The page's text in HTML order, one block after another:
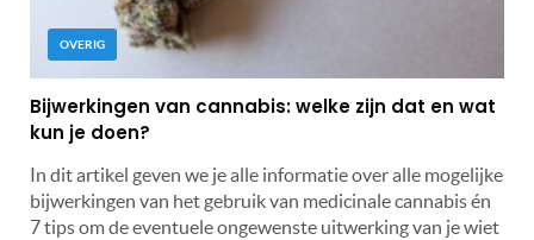
OVERIG
Bijwerkingen van cannabis: welke zijn dat en wat
kun je doen?
In dit artikel geven we je alle informatie over alle mogelijke
bijwerkingen van het gebruik van medicinale cannabis én
7 tips om de eventuele ongewenste uitwerking van je wiet